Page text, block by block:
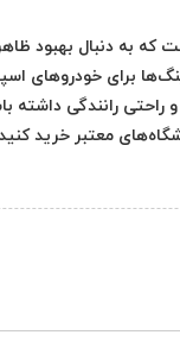
برای افرادی است که به
برای خودروهای
رانندگی داشته
سایز 18 کد 149 هستید، حتماً از